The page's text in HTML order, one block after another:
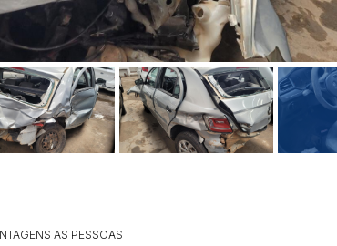
AS PESSOAS
lances ou propostas